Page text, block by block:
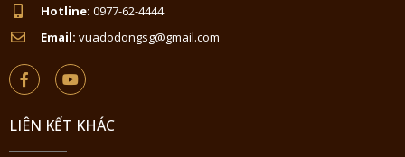
Hotline: 0977-62-4444
Email: vuadodongsg@gmail.com
LIÊN KẾT KHÁC